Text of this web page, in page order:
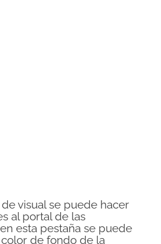
visual se puede hacer
al portal de las
esta pestaña se puede
de fondo de la